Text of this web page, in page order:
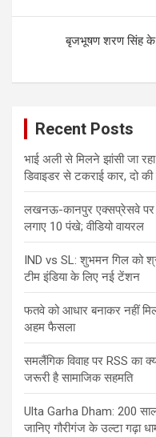
बृजभूषण शरण सिंह के
Recent Posts
भाई अली से मिलने झांसी जा
डिवाइडर से टकराई कार, दो की
लखनऊ-कानपुर एक्सप्रेसवे पर
लगाए 10 पंखे; वीडियो वायरल
IND vs SL: शुभमन गिल को
टीम इंडिया के लिए नई टेंशन
फतवे को आधार बनाकर नहीं
अहम फैसला
समलैंगिक विवाह पर RSS का
जरूरी है सामाजिक सहमति
Ulta Garha Dham: 200
जानिए गौरीगंज के उल्टा गढ़ा